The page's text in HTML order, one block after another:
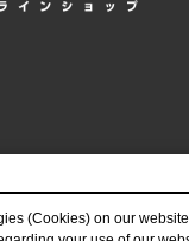
(Cookies) on our